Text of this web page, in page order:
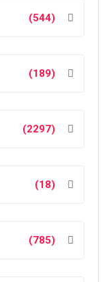
(544)
(189)
(2297)
(18)
(785)